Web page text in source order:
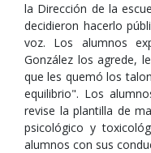
la Dirección de la
decidieron hacerlo
voz. Los alumnos
González los agrede,
que les quemó los
equilibrio". Los
revise la plantilla de
psicológico y
alumnos con sus